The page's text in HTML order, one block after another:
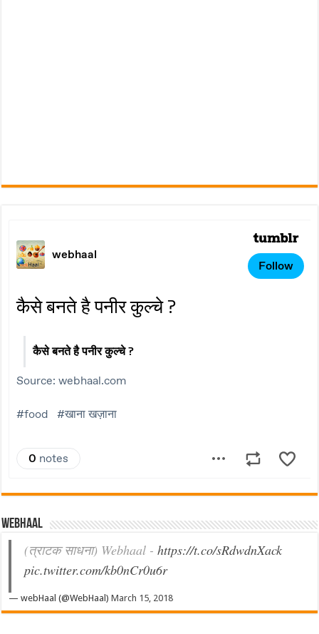
Webhaal
(त्राटक साधना) Webhaal -https://t.co/sRdwdnXack
pic.twitter.com/kb0nCr0u6r
— webHaal (@WebHaal)March 15, 2018